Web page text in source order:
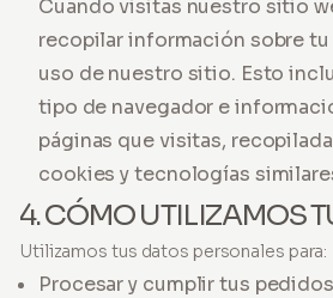
Cuando visitas nuestro sitio
recopilar información sobre
uso de nuestro sitio. Esto
tipo de navegador e
páginas que visitas,
cookies y tecnologías
4. CÓMO UTILIZAMOS
Utilizamos tus datos personales para:
Procesar y cumplir tus